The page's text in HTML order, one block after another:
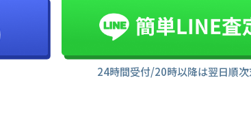
24時間受付/20時以降は翌日順